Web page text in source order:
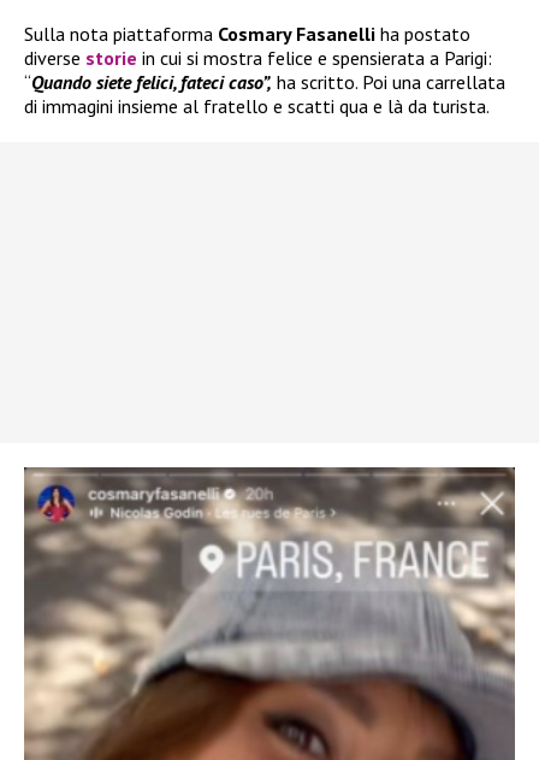
Sulla nota piattaforma Cosmary Fasanelli ha postato
diverse storie in cui si mostra felice e spensierata a Parigi:
“Quando siete felici, fateci caso”, ha scritto. Poi una carrellata
di immagini insieme al fratello e scatti qua e là da turista.